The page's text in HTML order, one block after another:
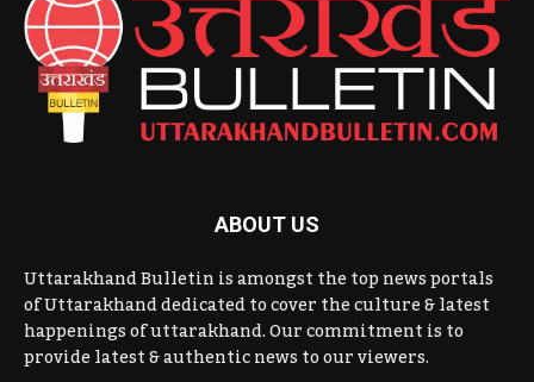
ABOUT US
Uttarakhand Bulletin is amongst the top news portals
of Uttarakhand dedicated to cover the culture & latest
happenings of uttarakhand. Our commitment is to
provide latest & authentic news to our viewers.